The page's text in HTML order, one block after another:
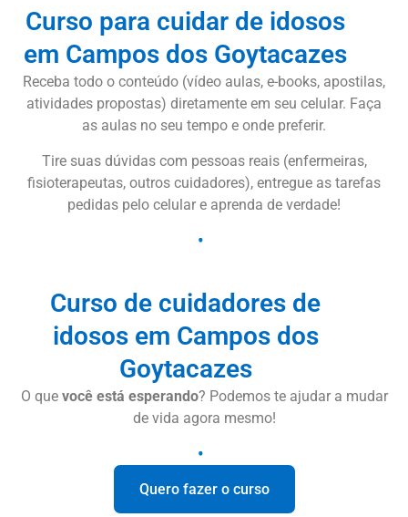
Curso para cuidar de idosos
em Campos dos Goytacazes
Receba todo o conteúdo (vídeo aulas, e-books, apostilas,
atividades propostas) diretamente em seu celular. Faça
as aulas no seu tempo e onde preferir.
Tire suas dúvidas com pessoas reais (enfermeiras,
fisioterapeutas, outros cuidadores), entregue as tarefas
pedidas pelo celular e aprenda de verdade!
Curso de cuidadores de
idosos em Campos dos
Goytacazes
O que você está esperando? Podemos te ajudar a mudar
de vida agora mesmo!
Quero fazer o curso